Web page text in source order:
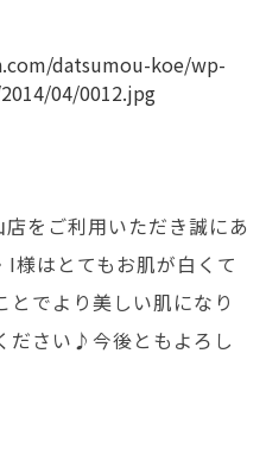
をご利用いただき誠にあ
I様はとてもお肌が白くて
でより美しい肌になり
ださい♪今後ともよろし